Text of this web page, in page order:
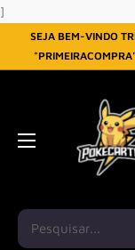
]
SEJA BEM-VINDO